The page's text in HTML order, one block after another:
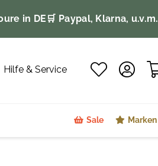
in DE 🛒 Paypal, Klarna, u.v.m.
Hilfe & Service
Sale Marken